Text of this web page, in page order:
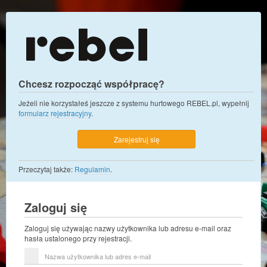
Chcesz rozpocząć współpracę?
Jeżeli nie korzystałeś jeszcze z systemu hurtowego REBEL.pl, wypełnij
formularz rejestracyjny.
Zarejestruj się
Przeczytaj także: Regulamin.
Zaloguj się
Zaloguj się używając nazwy użytkownika lub adresu e-mail oraz
hasła ustalonego przy rejestracji.
użytkownika